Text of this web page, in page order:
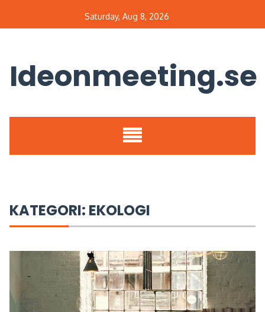
Saturday, Aug 8, 2026
Ideonmeeting.se
KATEGORI: EKOLOGI